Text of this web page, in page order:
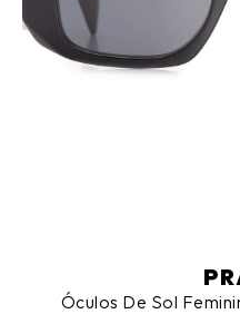
Óculos De Sol